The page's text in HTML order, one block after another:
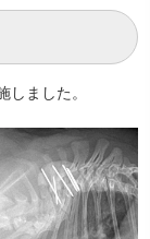
ました。